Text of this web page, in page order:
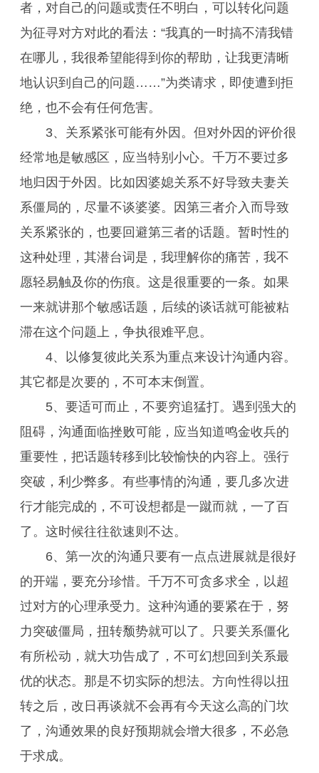
者，对自己的问题或责任不明白，可以转化问题
为征寻对方对此的看法：“我真的一时搞不清我错
在哪儿，我很希望能得到你的帮助，让我更清晰
地认识到自己的问题……”为类请求，即使遭到拒
绝，也不会有任何危害。
3、关系紧张可能有外因。但对外因的评价很
经常地是敏感区，应当特别小心。千万不要过多
地归因于外因。比如因婆媳关系不好导致夫妻关
系僵局的，尽量不谈婆婆。因第三者介入而导致
关系紧张的，也要回避第三者的话题。暂时性的
这种处理，其潜台词是，我理解你的痛苦，我不
愿轻易触及你的伤痕。这是很重要的一条。如果
一来就讲那个敏感话题，后续的谈话就可能被粘
滞在这个问题上，争执很难平息。
4、以修复彼此关系为重点来设计沟通内容。
其它都是次要的，不可本末倒置。
5、要适可而止，不要穷追猛打。遇到强大的
阻碍，沟通面临挫败可能，应当知道鸣金收兵的
重要性，把话题转移到比较愉快的内容上。强行
突破，利少弊多。有些事情的沟通，要几多次进
行才能完成的，不可设想都是一蹴而就，一了百
了。这时候往往欲速则不达。
6、第一次的沟通只要有一点点进展就是很好
的开端，要充分珍惜。千万不可贪多求全，以超
过对方的心理承受力。这种沟通的要紧在于，努
力突破僵局，扭转颓势就可以了。只要关系僵化
有所松动，就大功告成了，不可幻想回到关系最
优的状态。那是不切实际的想法。方向性得以扭
转之后，改日再谈就不会再有今天这么高的门坎
了，沟通效果的良好预期就会增大很多，不必急
于求成。